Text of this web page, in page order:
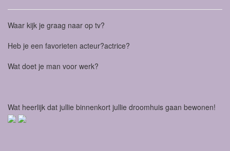
Waar kijk je graag naar op tv?
Heb je een favorieten acteur?actrice?
Wat doet je man voor werk?
Wat heerlijk dat jullie binnenkort jullie droomhuis gaan bewonen!